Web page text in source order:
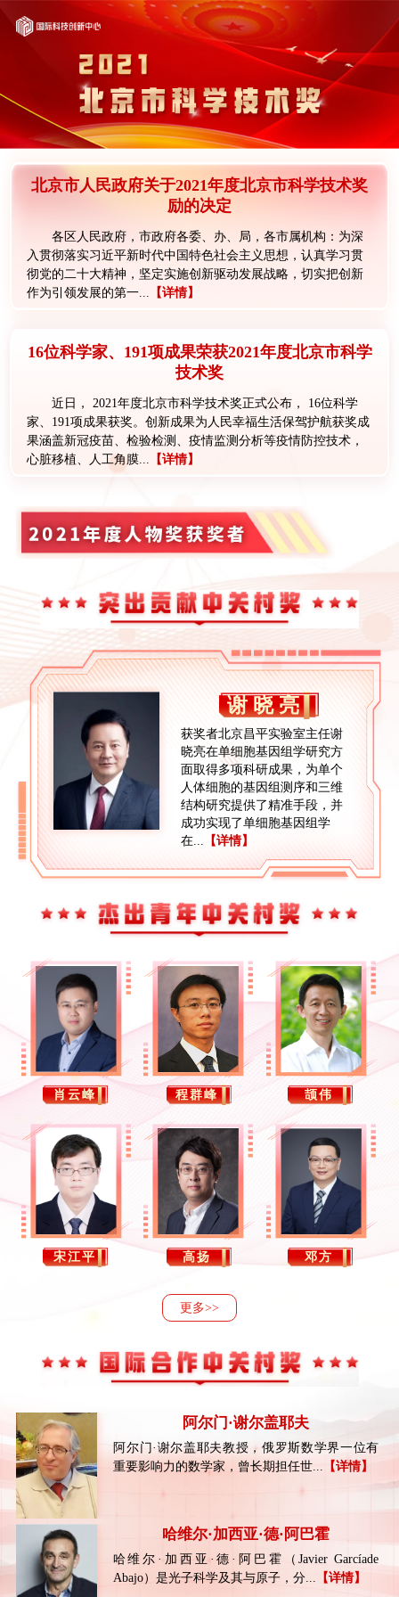
北京市人民政府关于2021年度北京市科学技术奖
励的决定
各区人民政府，市政府各委、办、局，各市属机构：为深
入贯彻落实习近平新时代中国特色社会主义思想，认真学习贯
彻党的二十大精神，坚定实施创新驱动发展战略，切实把创新
作为引领发展的第一...
【详情】
16位科学家、191项成果荣获2021年度北京市科学
技术奖
近日， 2021年度北京市科学技术奖正式公布， 16位科学
家、191项成果获奖。创新成果为人民幸福生活保驾护航获奖成
果涵盖新冠疫苗、检验检测、疫情监测分析等疫情防控技术，
心脏移植、人工角膜...
【详情】
谢晓亮
获奖者北京昌平实验室主任谢
晓亮在单细胞基因组学研究方
面取得多项科研成果，为单个
人体细胞的基因组测序和三维
结构研究提供了精准手段，并
成功实现了单细胞基因组学
在...
【详情】
肖云峰 程群峰 颉伟
宋江平 高扬 邓方
更多>>
阿尔门·谢尔盖耶夫
​阿尔门·谢尔盖耶夫教授，俄罗斯数学界一位有
重要影响力的数学家，曾长期担任世...
【详情】
哈维尔·加西亚·德·阿巴霍
哈维尔·加西亚·德·阿巴霍（Javier Garcíade
Abajo）是光子科学及其与原子，分...
【详情】